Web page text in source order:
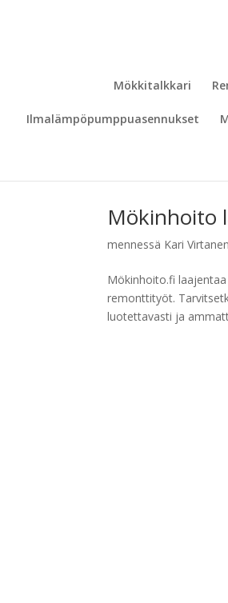
Mökkitalkkari
Ilmalämpöpumppuasennukset
Mökinhoito
mennessä Kari Virtanen
Mökinhoito.fi
remonttityöt.
luotettavasti ja